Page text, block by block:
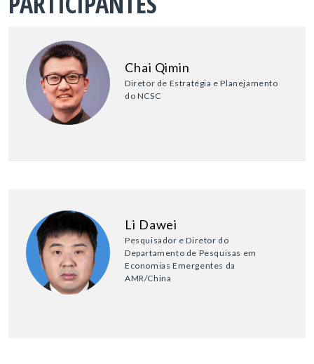
Chai Qimin
Diretor de Estratégia e Planejamento
do NCSC
Li Dawei
Pesquisador e Diretor do
Departamento de Pesquisas em
Economias Emergentes da
AMR/China